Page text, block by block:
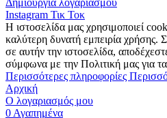
Δημιουργία λογαριασμού
Instagram Τικ Τοκ
Η ιστοσελίδα μας χρησιμοποιεί
καλύτερη δυνατή εμπειρία χρήσης.
σε αυτήν την ιστοσελίδα,
σύμφωνα με την Πολιτική μας για
Περισσότερες πληροφορίες
Αρχική
Ο λογαριασμός μου
0Αγαπημένα